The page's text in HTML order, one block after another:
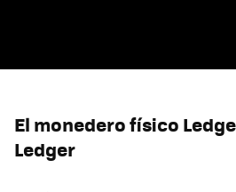
El monedero físico
Ledger